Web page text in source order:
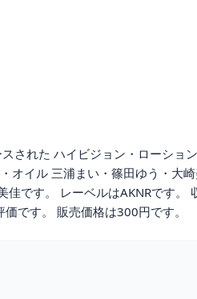
された ハイビジョン・ローショ
オイル 三浦まい・篠田ゆう・大
佳です。 レーベルはAKNRです
です。 販売価格は300円です。